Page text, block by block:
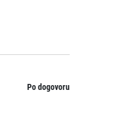
Po dogovoru